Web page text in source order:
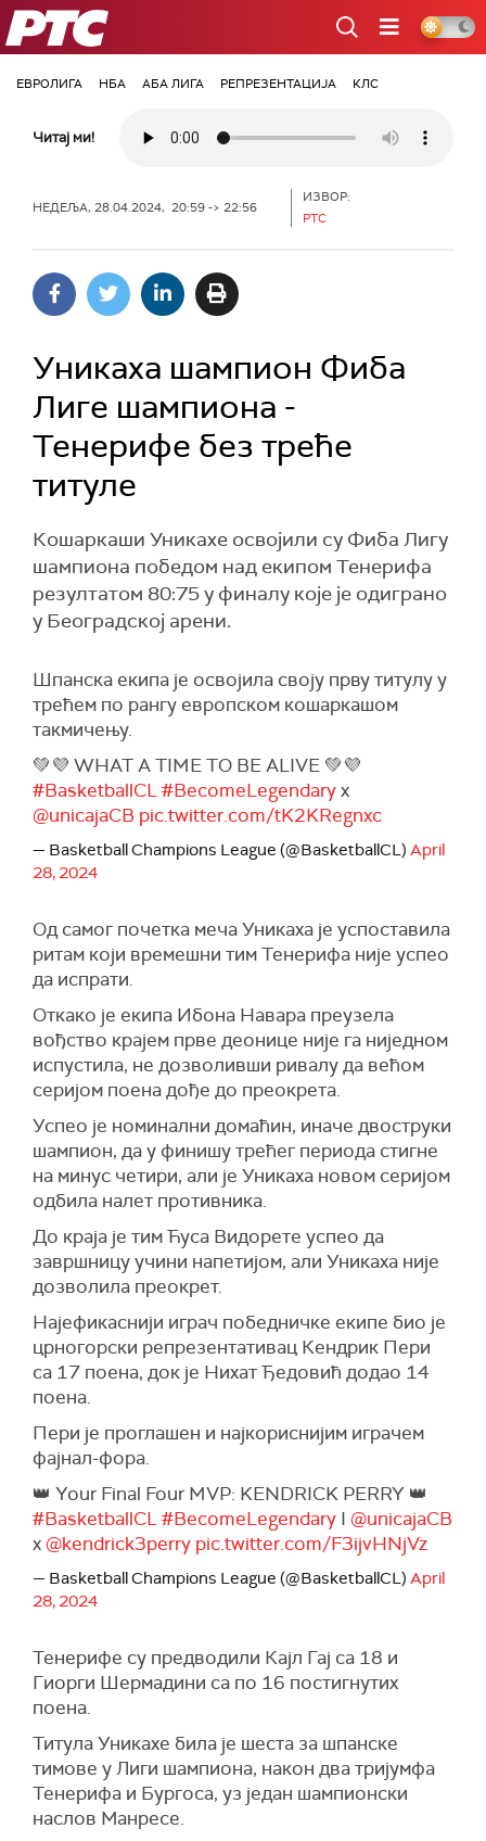
РТС
ЕВРОЛИГА НБА АБА ЛИГА РЕПРЕЗЕНТАЦИЈА КЛС
Читај ми!
НЕДЕЉА, 28.04.2024, 20:59 -> 22:56
ИЗВОР:
РТС
Уникаха шампион Фиба
Лиге шампиона -
Тенерифе без треће
титуле
Кошаркаши Уникахе освојили су Фиба Лигу
шампиона победом над екипом Тенерифа
резултатом 80:75 у финалу које је одиграно
у Београдској арени.
Шпанска екипа је освојила своју прву титулу у
трећем по рангу европском кошаркашом
такмичењу.
💚💜 WHAT A TIME TO BE ALIVE 💚💜
#BasketballCL#BecomeLegendaryx
@unicajaCB pic.twitter.com/tK2KRegnxc
— Basketball Champions League (@BasketballCL) April
28, 2024
Од самог почетка меча Уникаха је успоставила
ритам који времешни тим Тенерифа није успео
да испрати.
Откако је екипа Ибона Навара преузела
вођство крајем прве деонице није га ниједном
испустила, не дозволивши ривалу да већом
серијом поена дође до преокрета.
Успео је номинални домаћин, иначе двоструки
шампион, да у финишу трећег периода стигне
на минус четири, али је Уникаха новом серијом
одбила налет противника.
До краја је тим Ћуса Видорете успео да
завршницу учини напетијом, али Уникаха није
дозволила преокрет.
Најефикаснији играч победничке екипе био је
црногорски репрезентативац Кендрик Пери
са 17 поена, док је Нихат Ђедовић додао 14
поена.
Пери је проглашен и најкориснијим играчем
фајнал-фора.
👑 Your Final Four MVP: KENDRICK PERRY 👑
#BasketballCL#BecomeLegendary I @unicajaCB
x @kendrick3perry pic.twitter.com/F3ijvHNjVz
— Basketball Champions League (@BasketballCL) April
28, 2024
Тенерифе су предводили Кајл Гај са 18 и
Гиорги Шермадини са по 16 постигнутих
поена.
Титула Уникахе била је шеста за шпанске
тимове у Лиги шампиона, након два тријумфа
Тенерифа и Бургоса, уз један шампионски
наслов Манресе.